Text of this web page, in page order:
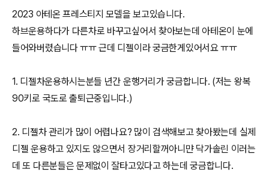
2023 아테온 프레스티지 모델을 보고있습니다.
하브운용하다가 다른차로 바꾸고싶어서 찾아보는데 아테온이 눈에
들어와버렸습니다 ㅠㅠ 근데 디젤이라 궁금한게있어서요 ㅠㅠ
1. 디젤차운용하시는분들 년간 운행거리가 궁금합니다. (저는 왕복
90키로 국도로 출퇴근중입니다.)
2. 디젤차 관리가 많이 어렵나요? 많이 검색해보고 찾아봤는데 실제
디젤 운용하고 있지도 않으면서 장거리할꺼아니먄 닥가솔린 이러는
데 또 다른분들은 문제없이 잘타고있다고 하는데 궁금합니다.